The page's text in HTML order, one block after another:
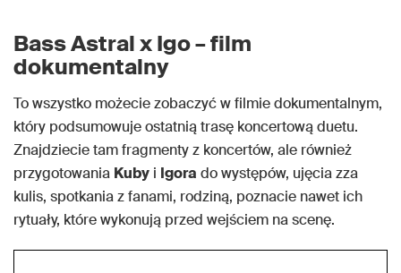
Bass Astral x Igo – film
dokumentalny
To wszystko możecie zobaczyć w filmie dokumentalnym,
który podsumowuje ostatnią trasę koncertową duetu.
Znajdziecie tam fragmenty z koncertów, ale również
przygotowania Kuby i Igora do występów, ujęcia zza
kulis, spotkania z fanami, rodziną, poznacie nawet ich
rytuały, które wykonują przed wejściem na scenę.